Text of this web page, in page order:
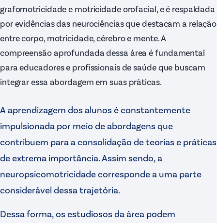
grafomotricidade e motricidade orofacial, e é respaldada
por evidências das neurociências que destacam a relação
entre corpo, motricidade, cérebro e mente. A
compreensão aprofundada dessa área é fundamental
para educadores e profissionais de saúde que buscam
integrar essa abordagem em suas práticas.
A aprendizagem dos alunos é constantemente
impulsionada por meio de abordagens que
contribuem para a consolidação de teorias e práticas
de extrema importância. Assim sendo, a
neuropsicomotricidade corresponde a uma parte
considerável dessa trajetória.
Dessa forma, os estudiosos da área podem